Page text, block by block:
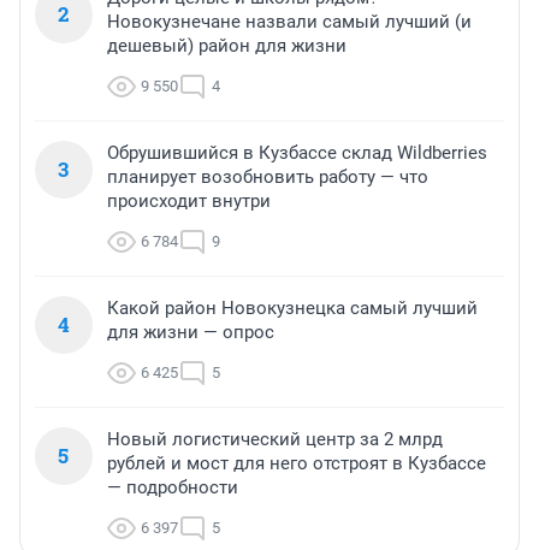
2
Новокузнечане назвали самый лучший (и
дешевый) район для жизни
9 550 4
3
Обрушившийся в Кузбассе склад Wildberries
планирует возобновить работу — что
происходит внутри
6 784 9
4
Какой район Новокузнецка самый лучший
для жизни — опрос
6 425 5
5
Новый логистический центр за 2 млрд
рублей и мост для него отстроят в Кузбассе
— подробности
6 397 5